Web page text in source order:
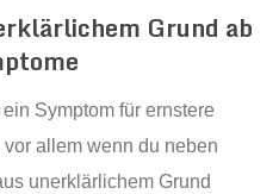
Grund ab
Symptom für ernstere
allem wenn du neben
unerklärlichem Grund